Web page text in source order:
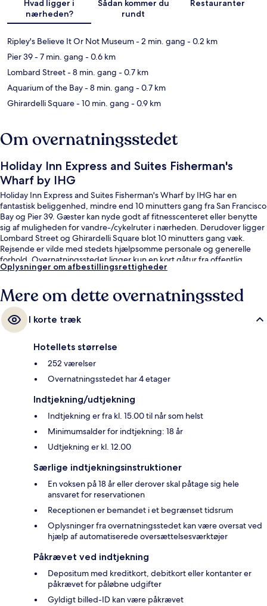
Hvad ligger i
nærheden?
Sådan kommer du
rundt
Restauranter
Ripley's Believe It Or Not Museum- 2 min. gang - 0.2 km
Pier 39- 7 min. gang - 0.6 km
Lombard Street- 8 min. gang - 0.7 km
Aquarium of the Bay- 8 min. gang - 0.7 km
Ghirardelli Square- 10 min. gang - 0.9 km
Om overnatningsstedet
Holiday Inn Express and Suites Fisherman's
Wharf by IHG
Holiday Inn Express and Suites Fisherman's Wharf by IHG har en
fantastisk beliggenhed, mindre end 10 minutters gang fra San Francisco
Bay og Pier 39. Gæster kan nyde godt af fitnesscenteret eller benytte
sig af muligheden for vandre-/cykelruter i nærheden. Derudover ligger
Lombard Street og Ghirardelli Square blot 10 minutters gang væk.
Rejsende er vilde med stedets hjælpsomme personale og generelle
forhold. Overnatningsstedet ligger kun en kort gåtur fra offentlig
transport: Jones St and Beach St Stop ligger 3 minutter væk og Taylor
Oplysninger om afbestillingsrettigheder
Mere om dette overnatningssted
I korte træk
Hotellets størrelse
252 værelser
Overnatningsstedet har 4 etager
Indtjekning/udtjekning
Indtjekning er fra kl. 15.00 til når som helst
Minimumsalder for indtjekning: 18 år
Udtjekning er kl. 12.00
Særlige indtjekningsinstruktioner
En voksen på 18 år eller derover skal påtage sig hele
ansvaret for reservationen
Receptionen er bemandet i et begrænset tidsrum
Oplysninger fra overnatningsstedet kan være oversat ved
hjælp af automatiserede oversættelsesværktøjer
Påkrævet ved indtjekning
Depositum med kreditkort, debitkort eller kontanter er
påkrævet for påløbne udgifter
Gyldigt billed-ID kan være påkrævet